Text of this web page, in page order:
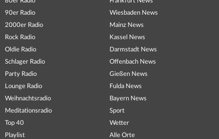
90er Radio
2000er Radio
Rock Radio
Oldie Radio
Schlager Radio
Party Radio
Lounge Radio
Weihnachtsradio
Meditationsradio
Top 40
Playlist
Wiesbaden News
Mainz News
Kassel News
Darmstadt News
Offenbach News
Gießen News
Fulda News
Bayern News
Sport
Wetter
Alle Orte